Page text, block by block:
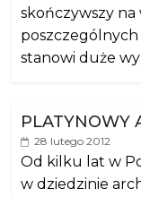
skończywszy
stanowi duże
PLATYNOWY
28 lutego 2012
Od kilku lat w
w dziedzinie